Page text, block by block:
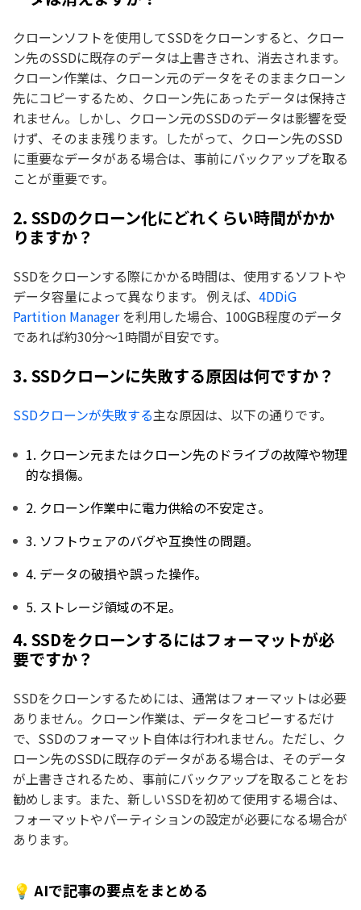
クローンソフトを使用してSSDをクローンすると、クロー
ン先のSSDに既存のデータは上書きされ、消去されます。
クローン作業は、クローン元のデータをそのままクローン
先にコピーするため、クローン先にあったデータは保持さ
れません。しかし、クローン元のSSDのデータは影響を受
けず、そのまま残ります。したがって、クローン先のSSD
に重要なデータがある場合は、事前にバックアップを取る
ことが重要です。
2. SSDのクローン化にどれくらい時間がかか
りますか？
SSDをクローンする際にかかる時間は、使用するソフトや
データ容量によって異なります。 例えば、 4DDiG
Partition Managerを利用した場合、100GB程度のデータ
であれば約30分〜1時間が目安です。
3. SSDクローンに失敗する原因は何ですか？
SSDクローンが失敗する主な原因は、以下の通りです。
1. クローン元またはクローン先のドライブの故障や物理
的な損傷。
2. クローン作業中に電力供給の不安定さ。
3. ソフトウェアのバグや互換性の問題。
4. データの破損や誤った操作。
5. ストレージ領域の不足。
4. SSDをクローンするにはフォーマットが必
要ですか？
SSDをクローンするためには、通常はフォーマットは必要
ありません。クローン作業は、データをコピーするだけ
で、SSDのフォーマット自体は行われません。ただし、ク
ローン先のSSDに既存のデータがある場合は、そのデータ
が上書きされるため、事前にバックアップを取ることをお
勧めします。また、新しいSSDを初めて使用する場合は、
フォーマットやパーティションの設定が必要になる場合が
あります。
💡 AIで記事の要点をまとめる